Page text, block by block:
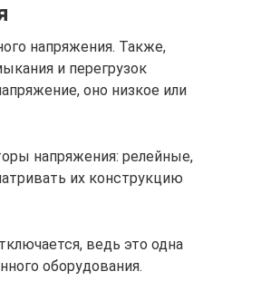
напряжения. Также,
и перегрузок
оно низкое или
напряжения: релейные,
их конструкцию
ведь это одна
оборудования.